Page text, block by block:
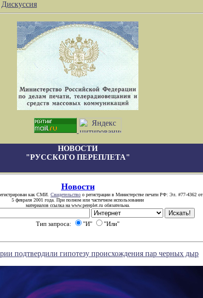
Дискуссия
НОВОСТИ
"РУССКОГО ПЕРЕПЛЕТА"
Новости
как СМИ. Свидетельство о регистрации в Министерстве печати РФ: Эл. #77-4362 от
5 февраля 2001 года. При полном или частичном использовании
материалов ссылка на www.pereplet.ru обязательна.
Тип запроса: "И" "Или"
подтвердили гипотезу происхождения пар черных дыр